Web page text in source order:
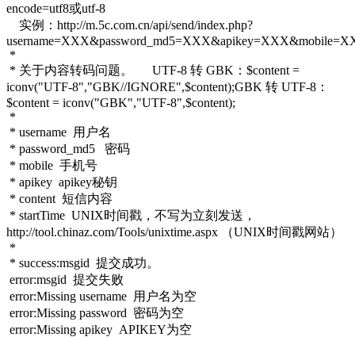
encode=utf8或utf-8
实例：http://m.5c.com.cn/api/send/index.php?
*
* 关于内容转码问题。 UTF-8 转 GBK：$content =
iconv("UTF-8","GBK//IGNORE",$content);GBK 转 UTF-8：
$content = iconv("GBK","UTF-8",$content);
*
* username 用户名
* password_md5 密码
* mobile 手机号
* apikey apikey秘钥
* content 短信内容
* startTime UNIX时间戳，不写为立刻发送，
http://tool.chinaz.com/Tools/unixtime.aspx （UNIX时间戳网站）
*
* success:msgid 提交成功。
error:msgid 提交失败
error:Missing username 用户名为空
error:Missing password 密码为空
error:Missing apikey APIKEY为空